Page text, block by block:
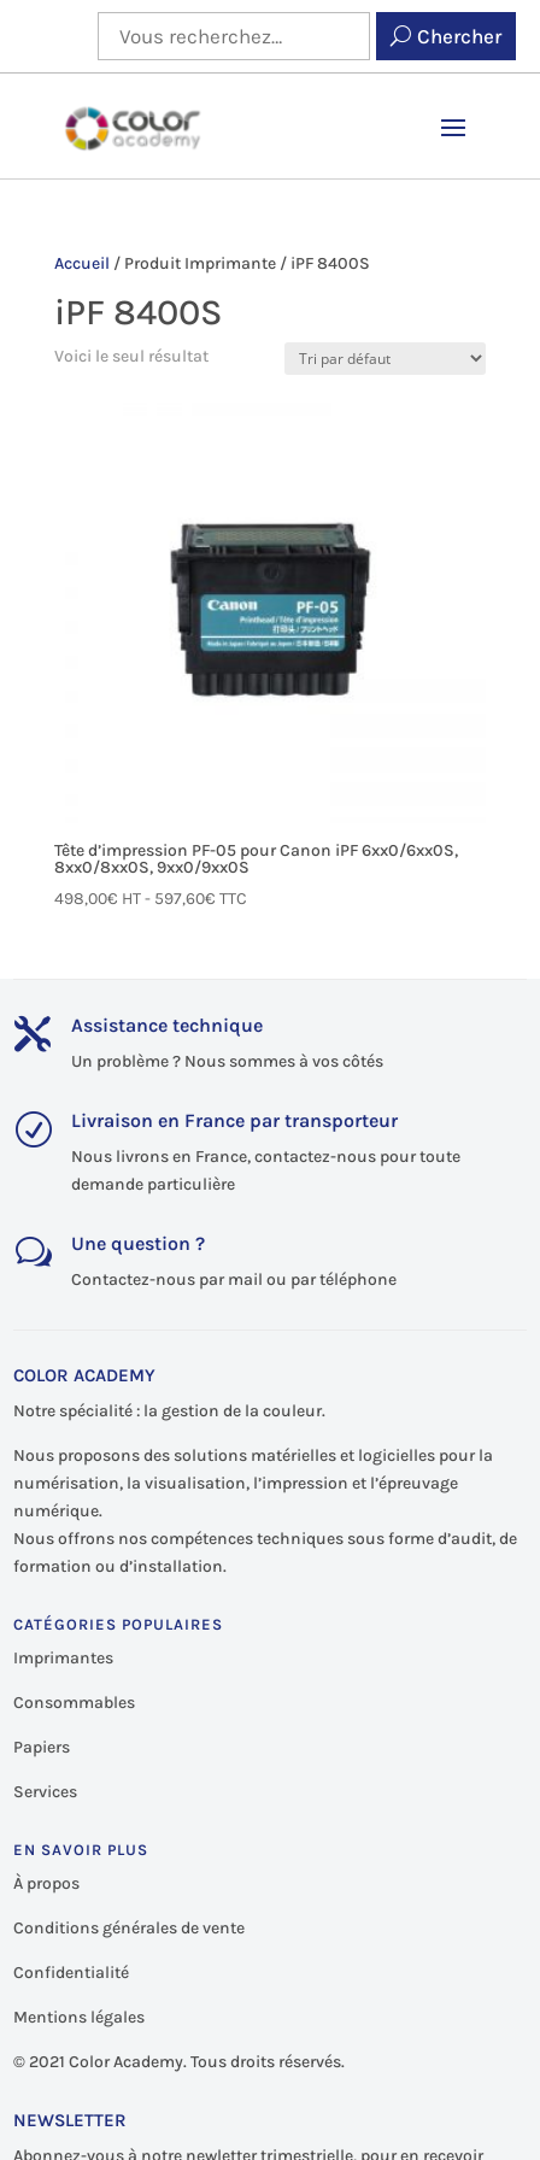
Chercher
Accueil / Produit Imprimante/ iPF 8400S
iPF 8400S
Voici le seul résultat
Tête d’impression PF-05 pour Canon iPF 6xx0/6xx0S,
8xx0/8xx0S, 9xx0/9xx0S
498,00€ HT - 597,60€ TTC
 Assistance technique
Un problème ? Nous sommes à vos côtés
R Livraison en France par transporteur
Nous livrons en France, contactez-nous pour toute
demande particulière
w Une question ?
Contactez-nous par mail ou par téléphone
COLOR ACADEMY
Notre spécialité : la gestion de la couleur.
Nous proposons des solutions matérielles et logicielles pour la
numérisation, la visualisation, l’impression et l’épreuvage
numérique.
Nous offrons nos compétences techniques sous forme d’audit, de
formation ou d’installation.
CATÉGORIES POPULAIRES
Imprimantes
Consommables
Papiers
Services
EN SAVOIR PLUS
À propos
Conditions générales de vente
Confidentialité
Mentions légales
© 2021 Color Academy. Tous droits réservés.
NEWSLETTER